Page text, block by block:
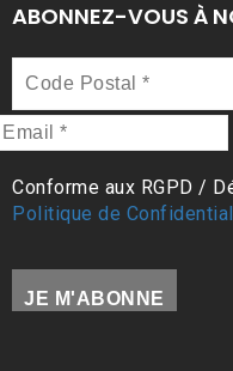
ABONNEZ-VOUS À
Postal
*
Email
*
Conforme aux RGPD /
Politique de